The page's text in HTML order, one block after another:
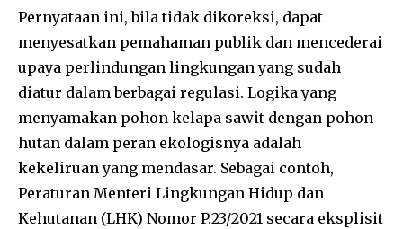
Pernyataan ini, bila tidak dikoreksi, dapat
menyesatkan pemahaman publik dan mencederai
upaya perlindungan lingkungan yang sudah
diatur dalam berbagai regulasi. Logika yang
menyamakan pohon kelapa sawit dengan pohon
hutan dalam peran ekologisnya adalah
kekeliruan yang mendasar. Sebagai contoh,
Peraturan Menteri Lingkungan Hidup dan
Kehutanan (LHK) Nomor P.23/2021 secara eksplisit